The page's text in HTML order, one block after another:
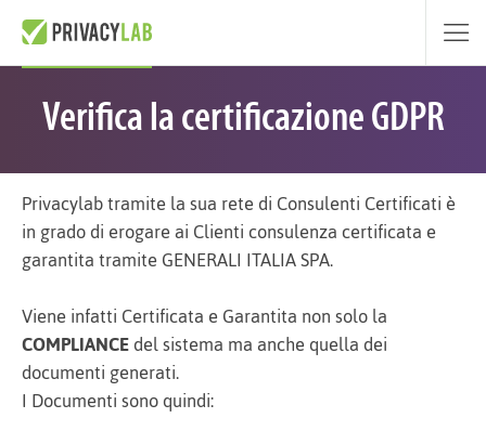
Verifica la certificazione GDPR
Privacylab tramite la sua rete di Consulenti Certificati è
in grado di erogare ai Clienti consulenza certificata e
garantita tramite GENERALI ITALIA SPA.
Viene infatti Certificata e Garantita non solo la
COMPLIANCEdel sistema ma anche quella dei
documenti generati.
I Documenti sono quindi: